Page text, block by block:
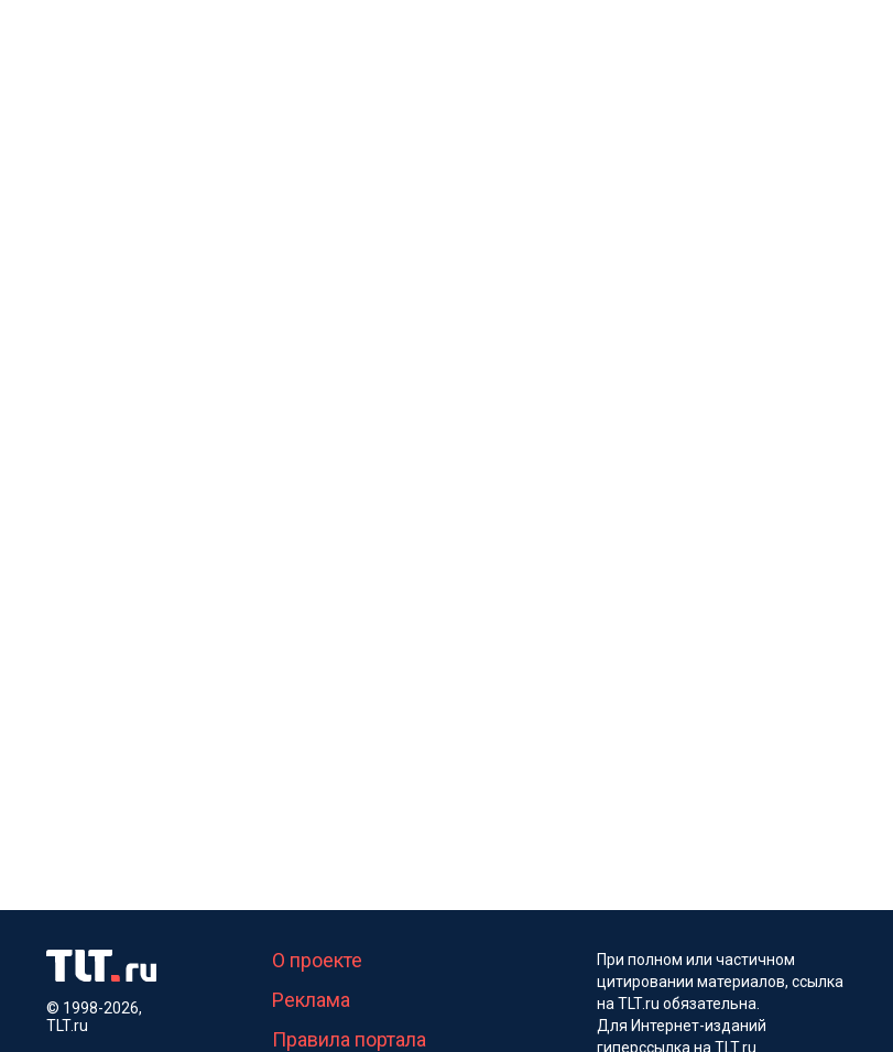
© 1998-2026,
TLT.ru
О проекте
Реклама
Правила портала
При полном или частичном
цитировании материалов, ссылка
на TLT.ru обязательна.
Для Интернет-изданий
гиперссылка на TLT.ru